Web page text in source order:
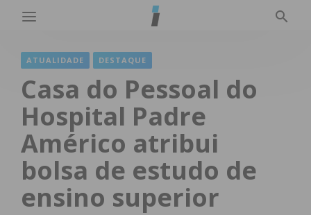
ATUALIDADE DESTAQUE
Casa do Pessoal do
Hospital Padre
Américo atribui
bolsa de estudo de
ensino superior